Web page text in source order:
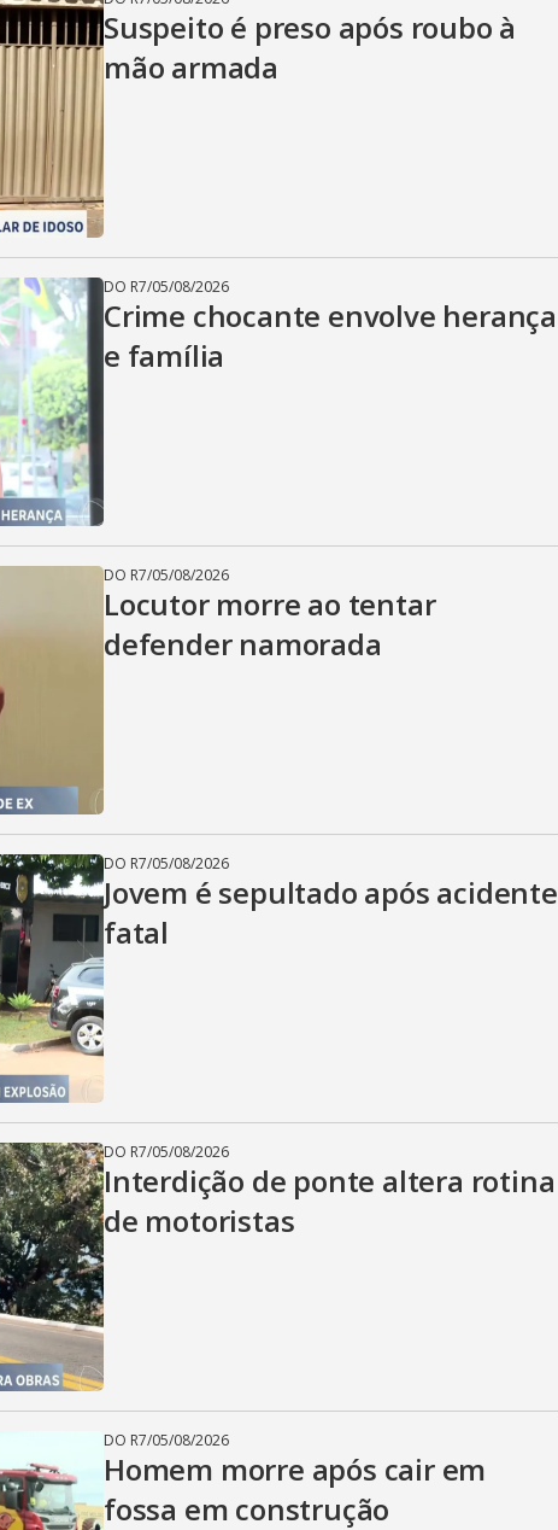
Suspeito é preso após roubo à
mão armada
DO R7/05/08/2026
Crime chocante envolve herança
e família
DO R7/05/08/2026
Locutor morre ao tentar
defender namorada
DO R7/05/08/2026
Jovem é sepultado após acidente
fatal
DO R7/05/08/2026
Interdição de ponte altera rotina
de motoristas
DO R7/05/08/2026
Homem morre após cair em
fossa em construção